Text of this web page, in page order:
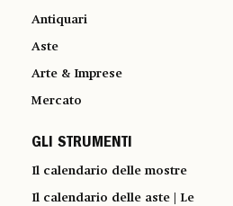
Antiquari
Aste
Arte & Imprese
Mercato
GLI STRUMENTI
Il calendario delle mostre
Il calendario delle aste | Le